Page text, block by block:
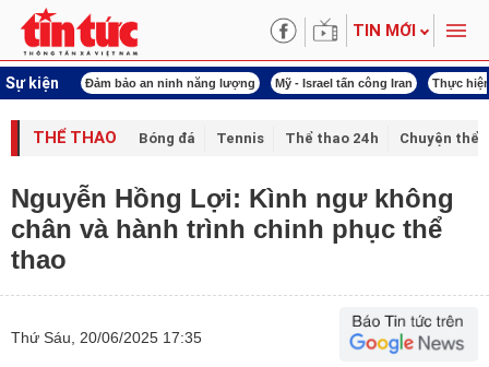
TIN MỚI
Sự kiện
lượng Mỹ - Israel tấn công Iran Thực hiện Nghị quyết 80 Thực hiện
THỂ THAO Bóng đá Tennis Thể thao 24h Chuyện thể
Nguyễn Hồng Lợi: Kình ngư không
chân và hành trình chinh phục thể
thao
Thứ Sáu, 20/06/2025 17:35